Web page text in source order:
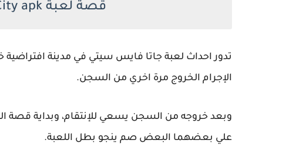
قصة لعبة GTA Vice City apk اون لاين
تدور احداث لعبة جاتا فايس سيتي في مدينة افتراضية
الإجرام الخروج مرة اخري من السجن.
وبعد خروجه من السجن يسعي للإنتقام، وبداية قصة
علي بعضهما البعض صم ينجو بطل اللعبة.